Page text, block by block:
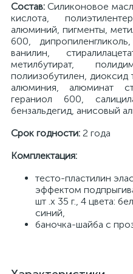
Состав: Силиконовое
кислота,
алюминий, пигменты,
600,
ванилин,
метилбутират,
полиизобутилен, диоксид
алюминия, алюминат
гераниол 600,
бензальдегид, анисовый
Срок годности: 2 года
Комплектация:
тесто-пластилин
эффектом
шт .х 35 г., 4 цвета:
синий,
баночка-шайба с